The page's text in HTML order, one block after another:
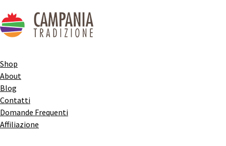
Shop
About
Blog
Contatti
Domande Frequenti
Affiliazione